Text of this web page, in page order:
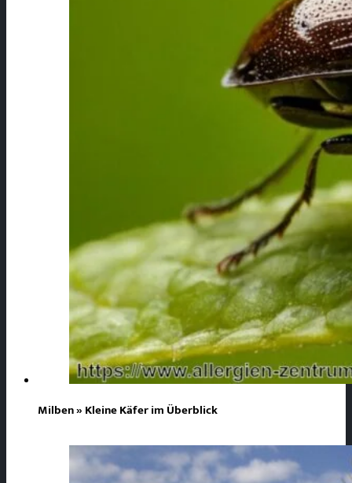
Milben » Kleine Käfer im Überblick